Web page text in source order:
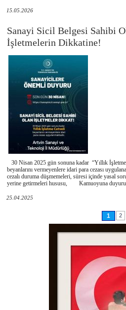
15.05.2026
Sanayi Sicil Belgesi Sahibi
İşletmelerin Dikkatine!
30 Nisan 2025 gün sonuna kadar “Yıllık
beyanlarını vermeyenlere idari para cezası
cezalı duruma düşmemeleri, süresi içinde yasal
yerine getirmeleri hususu, Kamuoyuna
25.04.2025
1 2